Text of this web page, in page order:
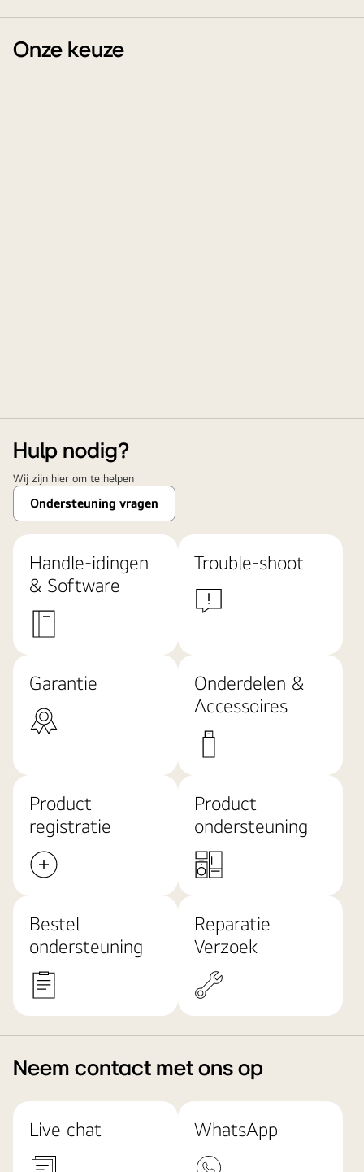
Onze keuze
Hulp nodig?
Wij zijn hier om te helpen
Ondersteuning vragen
Handle-idingen
& Software
Trouble-shoot
Garantie
Onderdelen &
Accessoires
Product
registratie
Product
ondersteuning
Bestel
ondersteuning
Reparatie
Verzoek
Neem contact met ons op
Live chat WhatsApp